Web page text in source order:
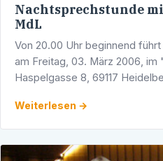
Nachtsprechstunde
MdL
Von 20.00 Uhr beginnend
am Freitag, 03. März 2006, im
Haspelgasse 8, 69117
Werner …
Weiterlesen →